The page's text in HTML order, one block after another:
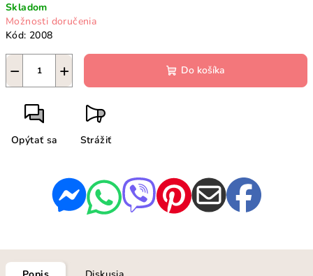
cena:
Skladom
Možnosti doručenia
Kód: 2008
+
− Do košíka
Opýtať sa Strážiť